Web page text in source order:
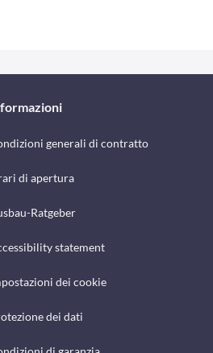
generali di contratto
di apertura
Ratgeber
statement
dei cookie
dei dati